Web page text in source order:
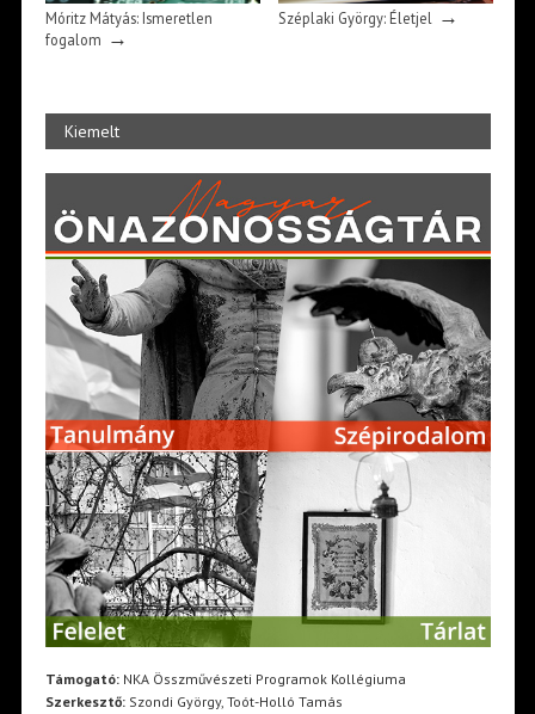
Móritz Mátyás: Ismeretlen
fogalom →
Széplaki György: Életjel→
Kiemelt
Támogató:NKA Összművészeti Programok Kollégiuma
Szerkesztő:Szondi György, Toót-Holló Tamás